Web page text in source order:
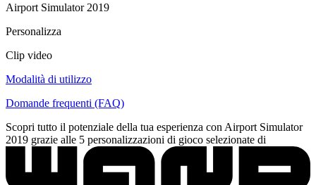
Airport Simulator 2019
Personalizza
Clip video
Modalità di utilizzo
Domande frequenti (FAQ)
Scopri tutto il potenziale della tua esperienza con Airport Simulator
2019 grazie alle 5 personalizzazioni di gioco selezionate di